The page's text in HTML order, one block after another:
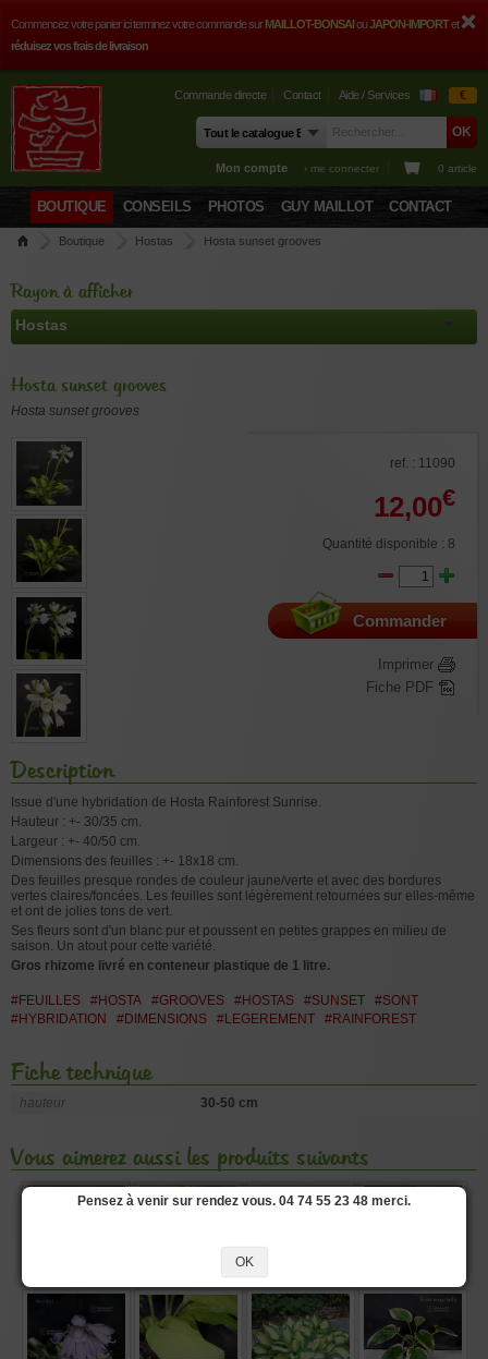
Commencez votre panier ici terminez votre commande surMAILLOT-BONSAIouJAPON-IMPORTet
réduisez vos frais de livraison
Commande directe Contact Aide / Services €
Mon compte › me connecter 0 article
BOUTIQUE CONSEILS PHOTOS GUY MAILLOT CONTACT
Boutique Hostas Hosta sunset grooves
Rayon à afficher
Hosta sunset grooves
Hosta sunset grooves
ref. : 11090
12,00€
Quantité disponible : 8
Commander
Imprimer
Fiche PDF
Description
Issue d'une hybridation de Hosta Rainforest Sunrise.
Hauteur : +- 30/35 cm.
Largeur : +- 40/50 cm.
Dimensions des feuilles : +- 18x18 cm.
Des feuilles presque rondes de couleur jaune/verte et avec des bordures
vertes claires/foncées. Les feuilles sont légèrement retournées sur elles-même
et ont de jolies tons de vert.
Ses fleurs sont d'un blanc pur et poussent en petites grappes en milieu de
saison. Un atout pour cette variété.
Gros rhizome livré en conteneur plastique de 1 litre.
#FEUILLES #HOSTA #GROOVES #HOSTAS #SUNSET
#SONT
#HYBRIDATION
#DIMENSIONS #LEGEREMENT #RAINFOREST
Fiche technique
hauteur 30-50 cm
Vous aimerez aussi les produits suivants
15,00€
BERRY À LA
MODE
€
PALMATUM,
ÉRABLE PALMÉ
(SUITE)
4,00€ 12,00€
Pensez à venir sur rendez vous. 04 74 55 23 48 merci.
OK